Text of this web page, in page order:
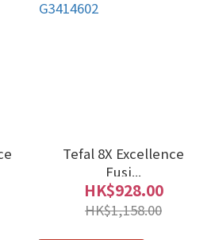
Tefal 8X Excellence
Fusi...
HK$928.00
HK$1,158.00